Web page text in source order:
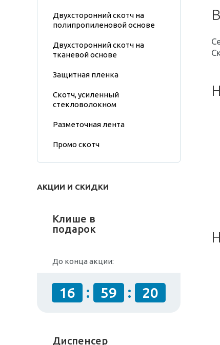
Двухсторонний скотч на
полипропиленовой основе
Двухсторонний скотч на
тканевой основе
Защитная пленка
Скотч, усиленный
стекловолокном
Разметочная лента
Промо скотч
АКЦИИ И СКИДКИ
Клише в
подарок
До конца акции:
16 : 59 : 19
Диспенсер